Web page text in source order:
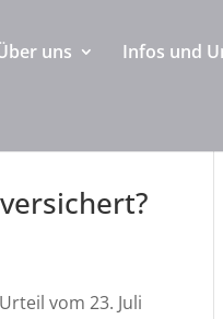
uns Infos und
vom 23. Juli